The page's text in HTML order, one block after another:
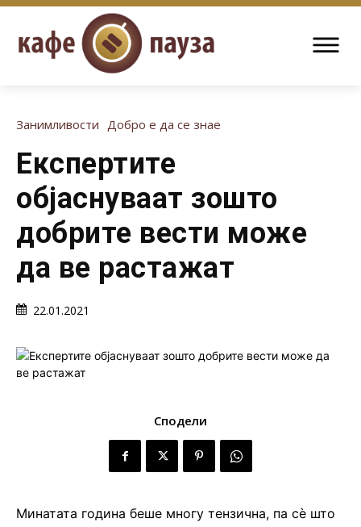
Занимливости Добро е да се знае
Експертите
објаснуваат зошто
добрите вести може
да ве растажат
22.01.2021
Сподели
Минатата година беше многу тензична, па сè што